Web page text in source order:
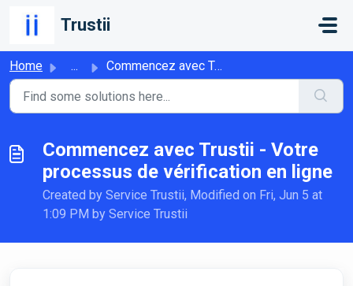
Trustii
Home ... Commencez avec Trustii - Votre processus de vérification ...
Commencez avec Trustii - Votre
processus de vérification en ligne
Created by Service Trustii, Modified on Fri, Jun 5 at
1:09 PM by Service Trustii